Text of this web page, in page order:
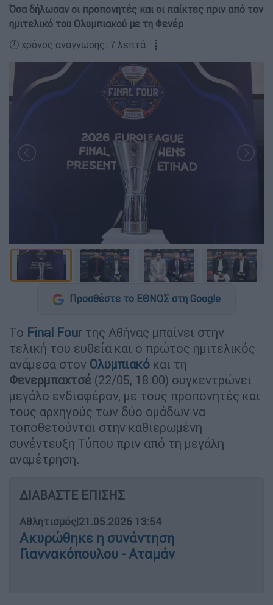
Όσα δήλωσαν οι προπονητές και οι παίκτες πριν από τον
ημιτελικό του Ολυμπιακού με τη Φενέρ
🕛 χρόνος ανάγνωσης: 7 λεπτά ┋
Προσθέστε το ΕΘΝΟΣ στη Google
Το Final Four της Αθήνας μπαίνει στην
τελική του ευθεία και ο πρώτος ημιτελικός
ανάμεσα στον Ολυμπιακό και τη
Φενερμπαχτσέ (22/05, 18:00) συγκεντρώνει
μεγάλο ενδιαφέρον, με τους προπονητές και
τους αρχηγούς των δύο ομάδων να
τοποθετούνται στην καθιερωμένη
συνέντευξη Τύπου πριν από τη μεγάλη
αναμέτρηση.
ΔΙΑΒΑΣΤΕ ΕΠΙΣΗΣ
Αθλητισμός|21.05.2026 13:54
Ακυρώθηκε η συνάντηση
Γιαννακόπουλου - Αταμάν